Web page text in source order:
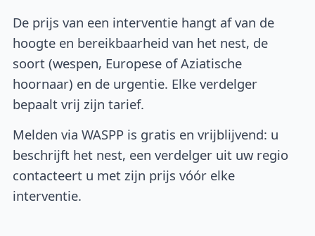
De prijs van een interventie hangt af van de
hoogte en bereikbaarheid van het nest, de
soort (wespen, Europese of Aziatische
hoornaar) en de urgentie. Elke verdelger
bepaalt vrij zijn tarief.
Melden via WASPP is gratis en vrijblijvend: u
beschrijft het nest, een verdelger uit uw regio
contacteert u met zijn prijs vóór elke
interventie.